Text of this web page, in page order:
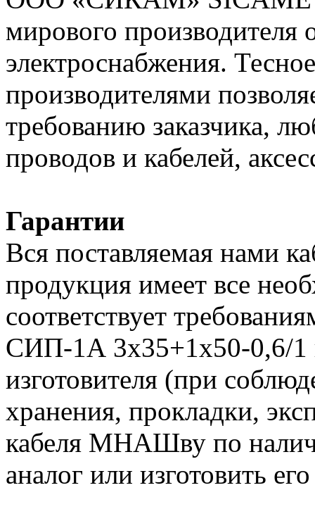
мирового производителя
электроснабжения.
производителями
требованию заказчика,
проводов и кабелей,
Гарантии
Вся поставляемая нами
продукция имеет все
соответствует
СИП-1А 3х35+1х50-0,6/1
изготовителя (при
хранения, прокладки,
кабеля МНАШву по
аналог или изготовить